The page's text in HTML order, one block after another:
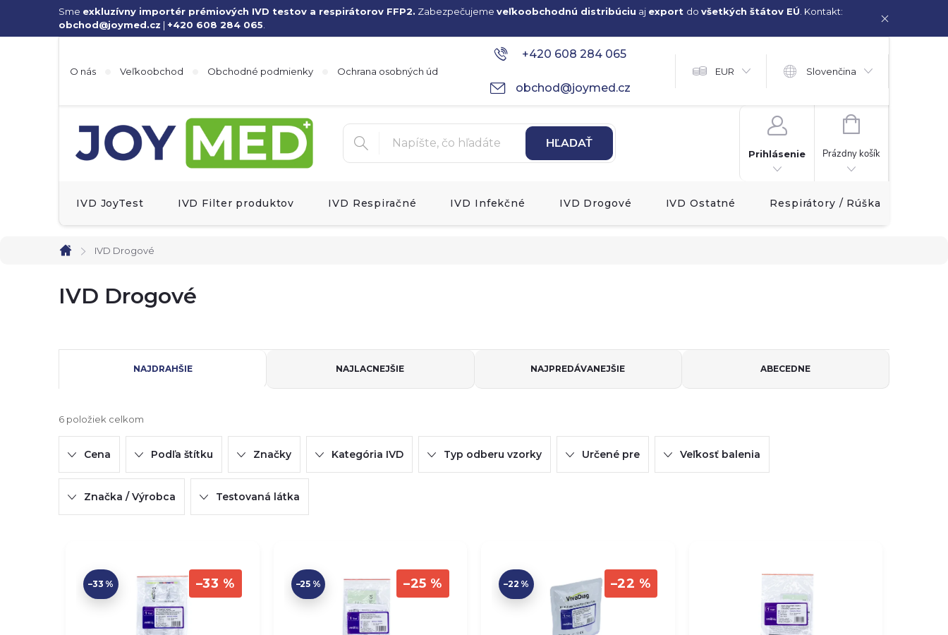
Sme exkluzívny importér prémiových IVD testov a respirátorov FFP2. Zabezpečujeme veľkoobchodnú distribúciu aj export do všetkých štátov EÚ . Kontakt:
obchod@joymed.cz | +420 608 284 065
+420 608 284 065
obchod@joymed.cz
O nás Veľkoobchod Obchodné podmienky Ochrana osobných údajov EUR Slovenčina
HĽADAŤ
Prihlásenie
NÁKUPNÝ
Prázdny košík
IVD JoyTest IVD Filter produktov IVD Respiračné IVD Infekčné IVD Drogové IVD Ostatné Respirátory / Rúška
Domov
IVD Drogové
IVD Drogové
d
e
n
NAJDRAHŠIE NAJLACNEJŠIE NAJPREDÁVANEJŠIE ABECEDNE
6 položiek celkom
Cena Podľa štítku Značky Kategória IVD Typ odberu vzorky Určené pre Veľkosť balenia
Značka / Výrobca Testovaná látka
–33 %
–33 % –25 %
–25 % –22 %
–22 %